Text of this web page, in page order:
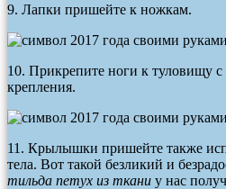
9. Лапки пришейте к ножкам.
10. Прикрепите ноги к туловищу
крепления.
11. Крылышки пришейте также
тела. Вот такой безликий и
тильда петух из ткани у нас